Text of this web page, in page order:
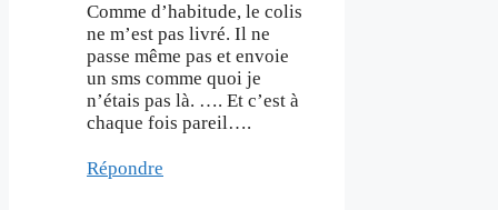
Comme d’habitude, le colis
ne m’est pas livré. Il ne
passe même pas et envoie
un sms comme quoi je
n’étais pas là. …. Et c’est à
chaque fois pareil….
Répondre